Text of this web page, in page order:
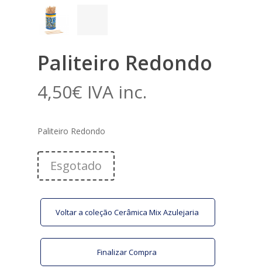
Paliteiro Redondo
4,50€ IVA inc.
Paliteiro Redondo
Esgotado
Voltar a coleção Cerâmica Mix Azulejaria
Finalizar Compra